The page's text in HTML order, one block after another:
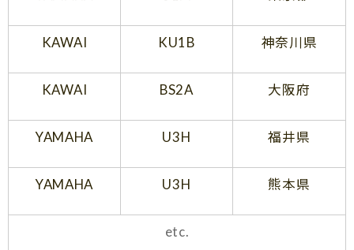
KAWAI KU1B 神奈川県
KAWAI BS2A 大阪府
YAMAHA U3H 福井県
YAMAHA U3H 熊本県
etc.